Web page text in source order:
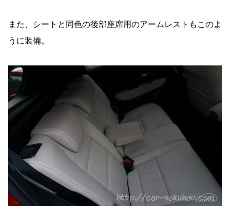
また、シートと同色の後部座席用のアームレストもこのよ
うに装備。